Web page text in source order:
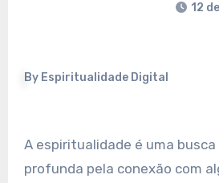
By Espiritualidade Digital
12
A espiritualidade é uma busca incessante e
profunda pela conexão com